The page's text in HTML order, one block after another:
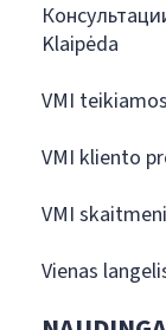
Klaipėda
VMI
VMI kliento
VMI
Vienas